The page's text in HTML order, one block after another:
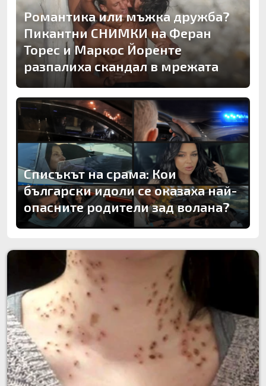
Романтика или мъжка дружба?
Пикантни СНИМКИ на Феран
Торес и Маркос Йоренте
разпалиха скандал в мрежата
Списъкът на срама: Кои
български идоли се оказаха най-
опасните родители зад волана?